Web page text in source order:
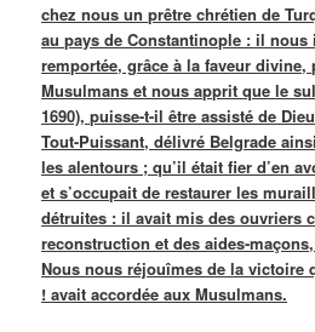
chez nous un prêtre chrétien de
au pays de Constantinople : il
remportée, grâce à la faveur divine,
Musulmans et nous apprit que le
1690), puisse-t-il être assisté de
Tout-Puissant, délivré Belgrade
les alentours ; qu’il était fier d’en
et s’occupait de restaurer les
détruites : il avait mis des ouvriers
reconstruction et des aides-
Nous nous réjouîmes de la victoire
! avait accordée aux Musulmans.